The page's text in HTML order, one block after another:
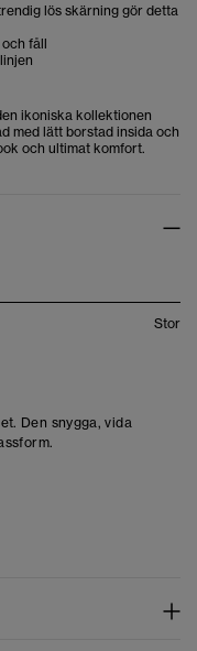
lös skärning gör detta
fåll
ikoniska kollektionen
med lätt borstad insida och
och ultimat komfort.
Stor
Den snygga, vida